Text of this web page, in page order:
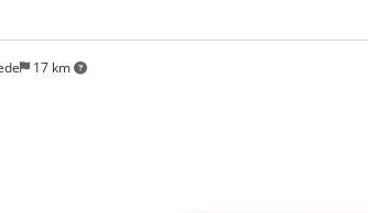
17 km